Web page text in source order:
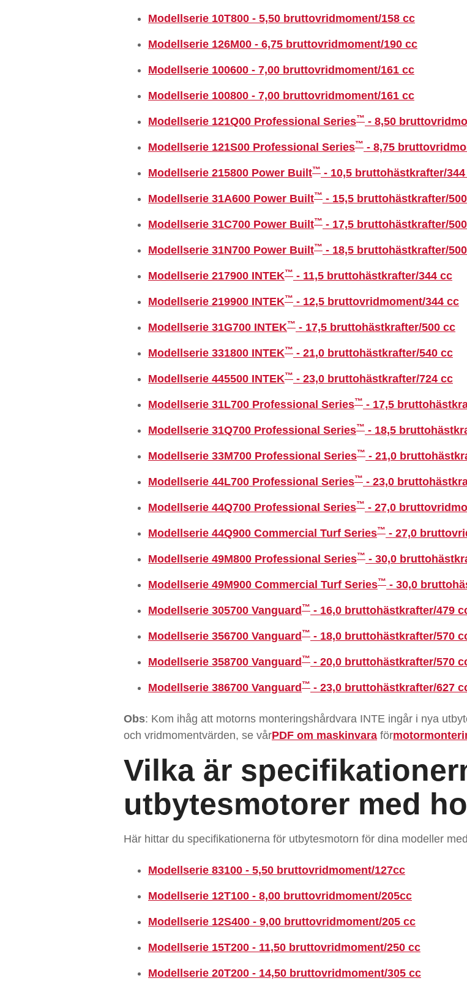
Modellserie 10T800 - 5,50 bruttovridmoment/158 cc
Modellserie 126M00 - 6,75 bruttovridmoment/190 cc
Modellserie 100600 - 7,00 bruttovridmoment/161 cc
Modellserie 100800 - 7,00 bruttovridmoment/161 cc
Modellserie 121Q00 Professional Series™ - 8,50
Modellserie 121S00 Professional Series™ - 8,75
Modellserie 215800 Power Built™ - 10,5 bruttohästkrafter/
Modellserie 31A600 Power Built™ - 15,5 bruttohästkrafter/
Modellserie 31C700 Power Built™ - 17,5 bruttohästkrafter/
Modellserie 31N700 Power Built™ - 18,5 bruttohästkrafter/
Modellserie 217900 INTEK™ - 11,5 bruttohästkrafter/344 cc
Modellserie 219900 INTEK™ - 12,5 bruttovridmoment/344 cc
Modellserie 31G700 INTEK™ - 17,5 bruttohästkrafter/500 cc
Modellserie 331800 INTEK™ - 21,0 bruttohästkrafter/540 cc
Modellserie 445500 INTEK™ - 23,0 bruttohästkrafter/724 cc
Modellserie 31L700 Professional Series™ - 17,5
Modellserie 31Q700 Professional Series™ - 18,5
Modellserie 33M700 Professional Series™ - 21,0
Modellserie 44L700 Professional Series™ - 23,0
Modellserie 44Q700 Professional Series™ - 27,0
Modellserie 44Q900 Commercial Turf Series™ - 27,0
Modellserie 49M800 Professional Series™ - 30,0
Modellserie 49M900 Commercial Turf Series™ - 30,0
Modellserie 305700 Vanguard ™ - 16,0 bruttohästkrafter/479
Modellserie 356700 Vanguard ™ - 18,0 bruttohästkrafter/570
Modellserie 358700 Vanguard ™ - 20,0 bruttohästkrafter/570
Modellserie 386700 Vanguard ™ - 23,0 bruttohästkrafter/627
Obs: Kom ihåg att motorns monteringshårdvara INTE ingår i nya
och vridmomentvärden, se vårPDF om maskinvara för
Vilka är
utbytesmotorer med
Här hittar du specifikationerna för utbytesmotorn för dina modeller
Modellserie 83100 - 5,50 bruttovridmoment/127cc
Modellserie 12T100 - 8,00 bruttovridmoment/205cc
Modellserie 12S400 - 9,00 bruttovridmoment/205 cc
Modellserie 15T200 - 11,50 bruttovridmoment/250 cc
Modellserie 20T200 - 14,50 bruttovridmoment/305 cc